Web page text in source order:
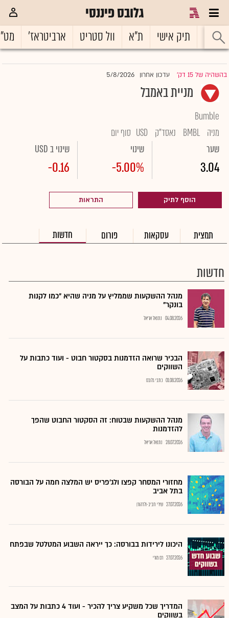
גלובס פיננסי
ראשי תיק אישי ת"א וול סטריט ארביטראז'
בהשהיה של 15 דק' |עדכון אחרון 5/8/2026
מניית באמבל
Bumble
מניה BMBL נאסד"ק USD סוף יום
שער
3.04
שינוי
-5.00%
שינוי ב USD
-0.16
הוסף לתיק התראות
תמצית עסקאות פורום חדשות
חדשות
מנהל ההשקעות שממליץ על מניה שהיא "כמו לקנות
בונקר"
04.08.2026 נתנאל אריאל
הבכיר שרואה הזדמנות בסקטור חבוט - ועוד כתבות על
השווקים
01.08.2026 כתבי גלובס
מנהל ההשקעות שבטוח: זה הסקטור החבוט שהפך
להזדמנות
28.07.2026 נתנאל אריאל
מחזורי המסחר קפצו ולג'פריס יש המלצה חמה על הבורסה
בתל אביב
27.07.2026 שירי חביב-ולדהורן
היכונו לירידות בבורסה: כך ייראה השבוע המטלטל שבפתח
27.07.2026 רם מורי
המדריך שכל משקיע צריך להכיר - ועוד 4 כתבות על המצב
בשווקים